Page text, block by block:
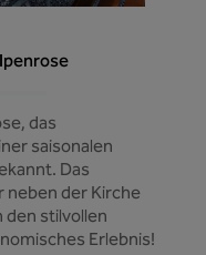
das
saisonalen
Das
der Kirche
den stilvollen
Erlebnis!